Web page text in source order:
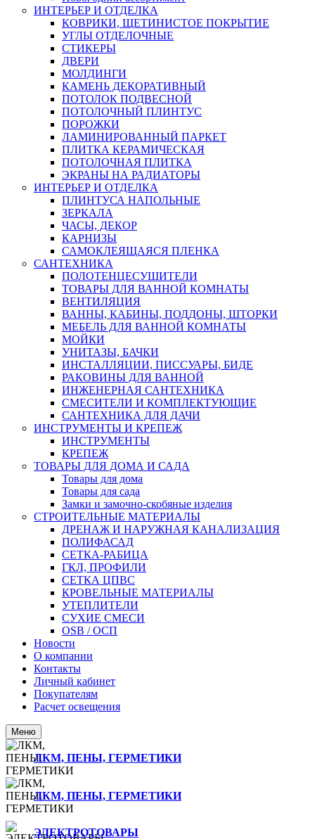
ИНТЕРЬЕР И ОТДЕЛКА
КОВРИКИ, ЩЕТИНИСТОЕ ПОКРЫТИЕ
УГЛЫ ОТДЕЛОЧНЫЕ
СТИКЕРЫ
ДВЕРИ
МОЛДИНГИ
КАМЕНЬ ДЕКОРАТИВНЫЙ
ПОТОЛОК ПОДВЕСНОЙ
ПОТОЛОЧНЫЙ ПЛИНТУС
ПОРОЖКИ
ЛАМИНИРОВАННЫЙ ПАРКЕТ
ПЛИТКА КЕРАМИЧЕСКАЯ
ПОТОЛОЧНАЯ ПЛИТКА
ЭКРАНЫ НА РАДИАТОРЫ
ИНТЕРЬЕР И ОТДЕЛКА
ПЛИНТУСА НАПОЛЬНЫЕ
ЗЕРКАЛА
ЧАСЫ, ДЕКОР
КАРНИЗЫ
САМОКЛЕЯЩАЯСЯ ПЛЕНКА
САНТЕХНИКА
ПОЛОТЕНЦЕСУШИТЕЛИ
ТОВАРЫ ДЛЯ ВАННОЙ КОМНАТЫ
ВЕНТИЛЯЦИЯ
ВАННЫ, КАБИНЫ, ПОДДОНЫ, ШТОРКИ
МЕБЕЛЬ ДЛЯ ВАННОЙ КОМНАТЫ
МОЙКИ
УНИТАЗЫ, БАЧКИ
ИНСТАЛЛЯЦИИ, ПИССУАРЫ, БИДЕ
РАКОВИНЫ ДЛЯ ВАННОЙ
ИНЖЕНЕРНАЯ САНТЕХНИКА
СМЕСИТЕЛИ И КОМПЛЕКТУЮЩИЕ
САНТЕХНИКА ДЛЯ ДАЧИ
ИНСТРУМЕНТЫ И КРЕПЕЖ
ИНСТРУМЕНТЫ
КРЕПЕЖ
ТОВАРЫ ДЛЯ ДОМА И САДА
Товары для дома
Товары для сада
Замки и замочно-скобяные изделия
СТРОИТЕЛЬНЫЕ МАТЕРИАЛЫ
ДРЕНАЖ И НАРУЖНАЯ КАНАЛИЗАЦИЯ
ПОЛИФАСАД
СЕТКА-РАБИЦА
ГКЛ, ПРОФИЛИ
СЕТКА ЦПВС
КРОВЕЛЬНЫЕ МАТЕРИАЛЫ
УТЕПЛИТЕЛИ
СУХИЕ СМЕСИ
OSB / ОСП
Новости
О компании
Контакты
Личный кабинет
Покупателям
Расчет освещения
Меню
ЛКМ, ПЕНЫ, ГЕРМЕТИКИ
ЛКМ, ПЕНЫ, ГЕРМЕТИКИ
ЭЛЕКТРОТОВАРЫ